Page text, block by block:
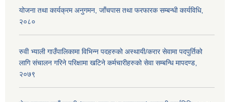
योजना तथा कार्यक्रम अनुगमन, जाँचपास तथा फरफारक सम्बन्धी कार्यविधि,
२०८०
रुवी भ्याली गाउँपालिकामा विभिन्न पदहरुको अस्थायी/करार सेवामा पदपुर्तिको
लागि संचालन गरिने परिक्षामा खटिने कर्मचारीहरुको सेवा सम्बन्धि मापदण्ड,
२०७९